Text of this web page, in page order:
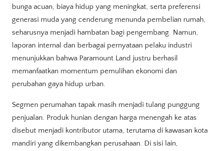
bunga acuan, biaya hidup yang meningkat, serta preferensi
generasi muda yang cenderung menunda pembelian rumah,
seharusnya menjadi hambatan bagi pengembang. Namun,
laporan internal dan berbagai pernyataan pelaku industri
menunjukkan bahwa Paramount Land justru berhasil
memanfaatkan momentum pemulihan ekonomi dan
perubahan gaya hidup urban.
Segmen perumahan tapak masih menjadi tulang punggung
penjualan. Produk hunian dengan harga menengah ke atas
disebut menjadi kontributor utama, terutama di kawasan kota
mandiri yang dikembangkan perusahaan. Di sisi lain,